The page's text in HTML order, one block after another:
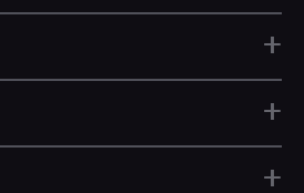
+
+
+